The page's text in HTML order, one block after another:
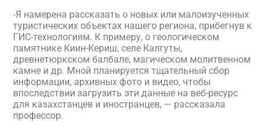
-Я намерена рассказать о новых или малоизученных
туристических объектах нашего региона, прибегнув к
ГИС-технологиям. К примеру, о геологическом
памятнике Киин-Кериш, селе Калгуты,
древнетюркском балбале, магическом молитвенном
камне и др. Мной планируется тщательный сбор
информации, архивных фото и видео, чтобы
впоследствии загрузить эти данные на веб-ресурс
для казахстанцев и иностранцев, — рассказала
профессор.